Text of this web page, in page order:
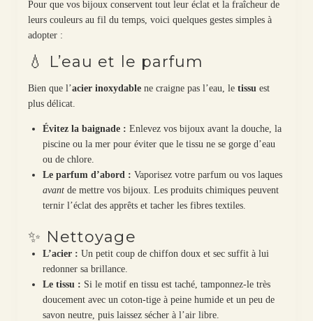
Pour que vos bijoux conservent tout leur éclat et la fraîcheur de
leurs couleurs au fil du temps, voici quelques gestes simples à
adopter :
💧 L’eau et le parfum
Bien que l’acier inoxydablene craigne pas l’eau, le tissu est
plus délicat.
Évitez la baignade : Enlevez vos bijoux avant la douche, la
piscine ou la mer pour éviter que le tissu ne se gorge d’eau
ou de chlore.
Le parfum d’abord : Vaporisez votre parfum ou vos laques
avantde mettre vos bijoux. Les produits chimiques peuvent
ternir l’éclat des apprêts et tacher les fibres textiles.
✨ Nettoyage
L’acier : Un petit coup de chiffon doux et sec suffit à lui
redonner sa brillance.
Le tissu : Si le motif en tissu est taché, tamponnez-le très
doucement avec un coton-tige à peine humide et un peu de
savon neutre, puis laissez sécher à l’air libre.